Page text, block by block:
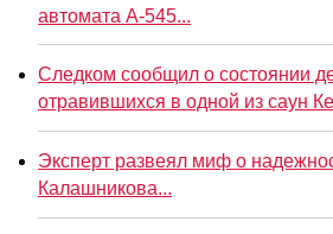
автомата А-545...
Следком сообщил о состоянии
отравившихся в одной из саун
Эксперт развеял миф о
Калашникова...